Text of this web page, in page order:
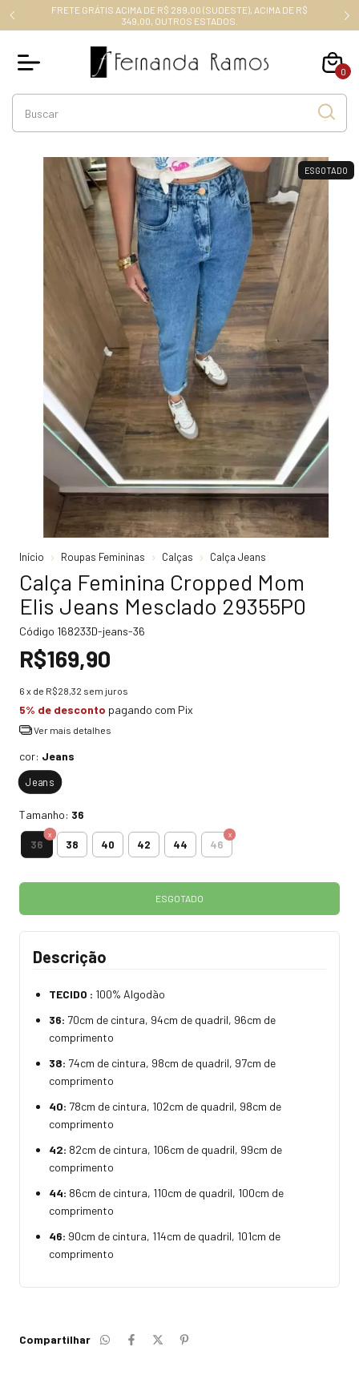
FRETE GRÁTIS ACIMA DE R$ 289,00 (SUDESTE), ACIMA DE R$
349,00, OUTROS ESTADOS.
0
ESGOTADO
Início Roupas Femininas Calças Calça Jeans
Calça Feminina Cropped Mom
Elis Jeans Mesclado 29355P0
Código 168233D-jeans-36
R$169,90
6 x de R$28,32 sem juros
5% de desconto pagando com Pix
Ver mais detalhes
cor: Jeans
Jeans
Tamanho: 36
36 38 40 42 44 46
Descrição
TECIDO : 100% Algodão
36: 70cm de cintura, 94cm de quadril, 96cm de
comprimento
38: 74cm de cintura, 98cm de quadril, 97cm de
comprimento
40: 78cm de cintura, 102cm de quadril, 98cm de
comprimento
42: 82cm de cintura, 106cm de quadril, 99cm de
comprimento
44: 86cm de cintura, 110cm de quadril, 100cm de
comprimento
46: 90cm de cintura, 114cm de quadril, 101cm de
comprimento
Compartilhar